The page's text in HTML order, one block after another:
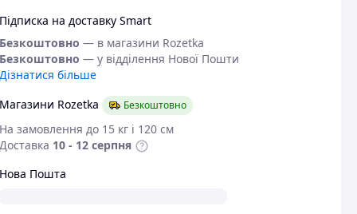
Підписка на доставку Smart
Безкоштовно — в магазини Rozetka
Безкоштовно — у відділення Нової Пошти
Дізнатися більше
Магазини Rozetka
Безкоштовно
На замовлення до 15 кг і 120 см
Доставка 10 - 12 серпня
Нова Пошта